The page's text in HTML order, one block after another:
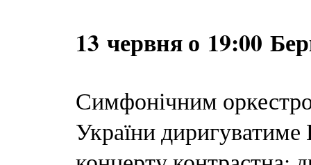
13 червня о 19:00
Симфонічним
України